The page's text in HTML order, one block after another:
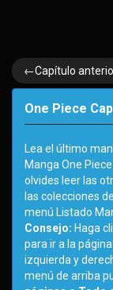
←Capítulo
One Piece
Lea el último
Manga One
olvides leer las
las colecciones
menú Listado
Consejo: Haga
para ir a la
izquierda y
menú de arriba